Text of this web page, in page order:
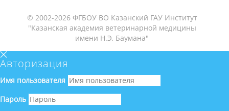
© 2002-2026 ФГБОУ ВО Казанский ГАУ Институт
"Казанская академия ветеринарной медицины
имени Н.Э. Баумана"
Авторизация
Имя пользователя
Пароль